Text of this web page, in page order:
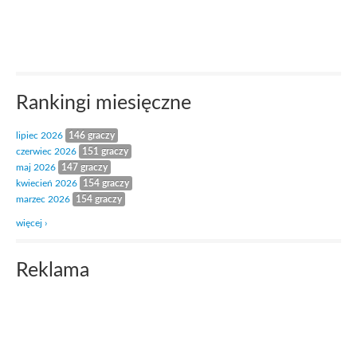
Rankingi miesięczne
lipiec 2026
146 graczy
czerwiec 2026
151 graczy
maj 2026
147 graczy
kwiecień 2026
154 graczy
marzec 2026
154 graczy
więcej ›
Reklama